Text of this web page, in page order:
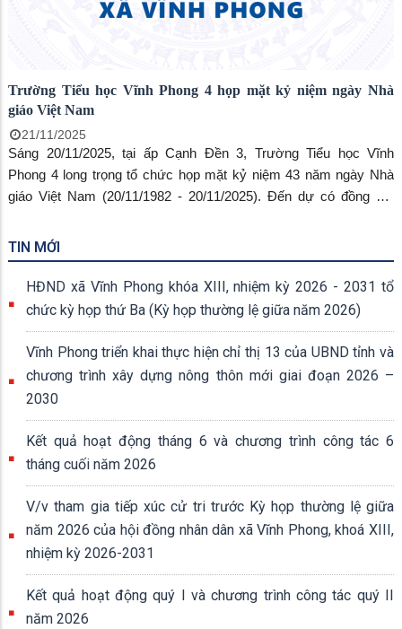
Trường Tiểu học Vĩnh Phong 4 họp mặt kỷ niệm ngày Nhà
giáo Việt Nam
21/11/2025
Sáng 20/11/2025, tại ấp Cạnh Đền 3, Trường Tiểu học Vĩnh
Phong 4 long trọng tổ chức họp mặt kỷ niệm 43 năm ngày Nhà
giáo Việt Nam (20/11/1982 - 20/11/2025). Đến dự có đồng chí
Hội đồng nhân dân (HĐND) xã.
TIN MỚI
HĐND xã Vĩnh Phong khóa XIII, nhiệm kỳ 2026 - 2031 tổ
chức kỳ họp thứ Ba (Kỳ họp thường lệ giữa năm 2026)
Vĩnh Phong triển khai thực hiện chỉ thị 13 của UBND tỉnh và
chương trình xây dựng nông thôn mới giai đoạn 2026 –
2030
Kết quả hoạt động tháng 6 và chương trình công tác 6
tháng cuối năm 2026
V/v tham gia tiếp xúc cử tri trước Kỳ họp thường lệ giữa
năm 2026 của hội đồng nhân dân xã Vĩnh Phong, khoá XIII,
nhiệm kỳ 2026-2031
Kết quả hoạt động quý I và chương trình công tác quý II
năm 2026